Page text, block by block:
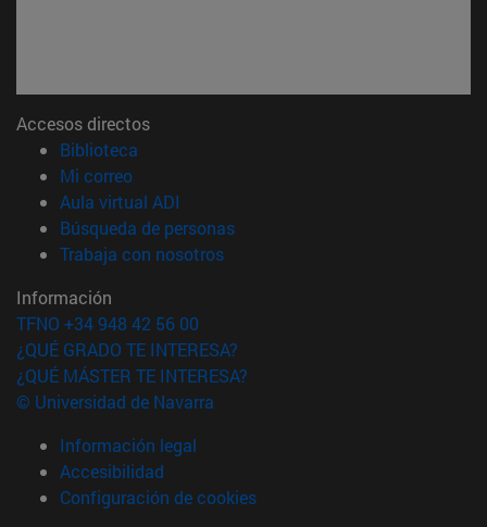
Accesos directos
Biblioteca
Mi correo(abre en nueva ventana)
Aula virtual ADI
Búsqueda de personas(abre en nueva ventana)
Trabaja con nosotros(abre en nueva ventana)
Información
TFNO +34 948 42 56 00
¿QUÉ GRADO TE INTERESA?
¿QUÉ MÁSTER TE INTERESA?
© Universidad de Navarra
Información legal
Accesibilidad
Configuración de cookies